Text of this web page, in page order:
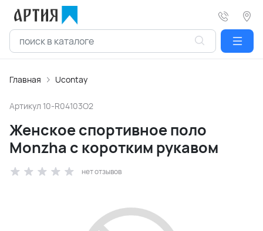
Главная Ucontay
Артикул 10-R04103O2
Женское спортивное поло
Monzha с коротким рукавом
нет отзывов